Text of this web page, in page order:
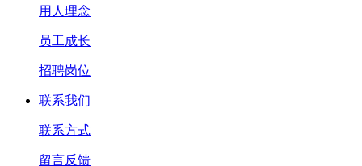
用人理念
员工成长
招聘岗位
联系我们
联系方式
留言反馈